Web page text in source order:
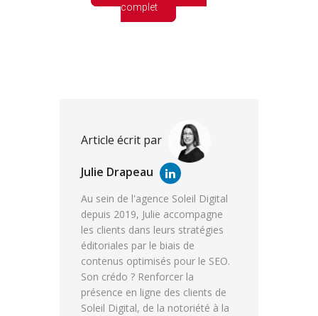
complet
Article écrit par
Julie Drapeau
Au sein de l'agence Soleil Digital
depuis 2019, Julie accompagne
les clients dans leurs stratégies
éditoriales par le biais de
contenus optimisés pour le SEO.
Son crédo ? Renforcer la
présence en ligne des clients de
Soleil Digital, de la notoriété à la